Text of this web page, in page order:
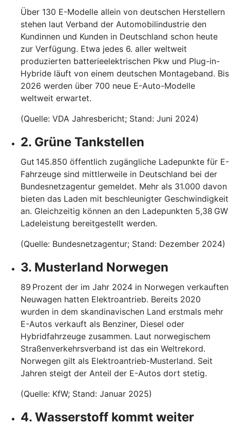
Über 130 E-Modelle allein von deutschen Herstellern
stehen laut Verband der Automobilindustrie den
Kundinnen und Kunden in Deutschland schon heute
zur Verfügung. Etwa jedes 6. aller weltweit
produzierten batterieelektrischen Pkw und Plug-in-
Hybride läuft von einem deutschen Montageband. Bis
2026 werden über 700 neue E-Auto-Modelle
weltweit erwartet.
(Quelle: VDA Jahresbericht; Stand: Juni 2024)
2. Grüne Tankstellen
Gut 145.850 öffentlich zugängliche Ladepunkte für E-
Fahrzeuge sind mittlerweile in Deutschland bei der
Bundesnetzagentur gemeldet. Mehr als 31.000 davon
bieten das Laden mit beschleunigter Geschwindigkeit
an. Gleichzeitig können an den Ladepunkten 5,38 GW
Ladeleistung bereitgestellt werden.
(Quelle: Bundesnetzagentur; Stand: Dezember 2024)
3. Musterland Norwegen
89 Prozent der im Jahr 2024 in Norwegen verkauften
Neuwagen hatten Elektroantrieb. Bereits 2020
wurden in dem skandinavischen Land erstmals mehr
E-Autos verkauft als Benziner, Diesel oder
Hybridfahrzeuge zusammen. Laut norwegischem
Straßenverkehrsverband ist das ein Weltrekord.
Norwegen gilt als Elektroantrieb-Musterland. Seit
Jahren steigt der Anteil der E-Autos dort stetig.
(Quelle: KfW; Stand: Januar 2025)
4. Wasserstoff kommt weiter